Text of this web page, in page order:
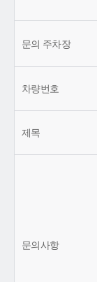
문의 주차장
차량번호
제목
문의사항